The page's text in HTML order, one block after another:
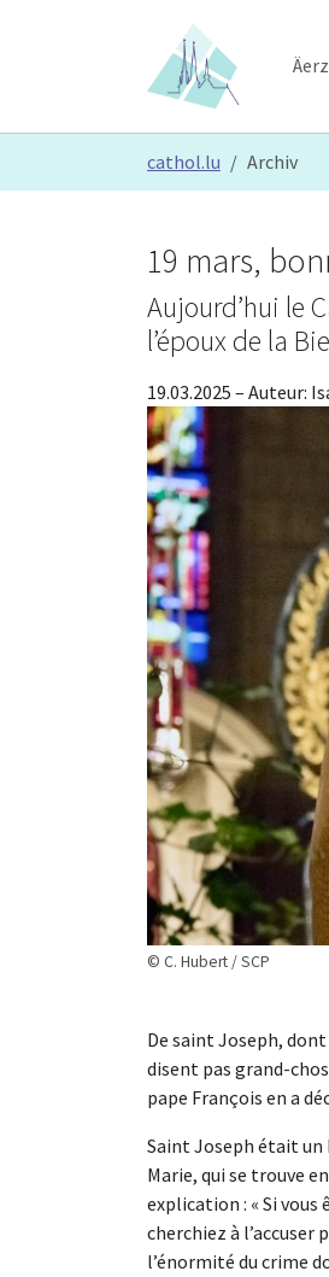
cathol.lu Archiv
© C. Hubert / SCP
19 mars,
Aujourd’hui le
l’époux de la
19.03.2025 – Auteur:
De saint Joseph,
disent pas grand-
pape François en a
Saint Joseph était un
Marie, qui se trouve
explication : « Si vous
cherchiez à l’accuser
l’énormité du crime